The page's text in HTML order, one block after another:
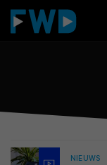
NIEUWS